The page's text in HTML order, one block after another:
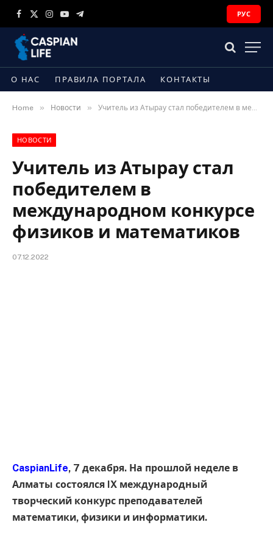
Facebook
X
Instagram
YouTubeTelegram
РУС
О НАС ПРАВИЛА ПОРТАЛА КОНТАКТЫ
Home » Новости » Учитель из Атырау стал победителем в международном конкурсе физиков и математиков
НОВОСТИ
Учитель из Атырау стал
победителем в
международном конкурсе
физиков и математиков
07.12.2022
CaspianLife, 7 декабря. На прошлой неделе в
Алматы состоялся IX международный
творческий конкурс преподавателей
математики, физики и информатики.